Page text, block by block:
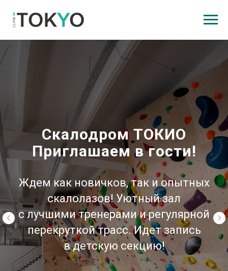
Скалодром ТОКИО
Приглашаем в гости!
Ждем как новичков, так и опытных
скалолазов! Уютный зал
с лучшими тренерами и регулярной
перекруткой трасс. Идет запись
в детскую секцию!